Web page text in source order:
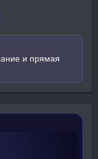
и прямая